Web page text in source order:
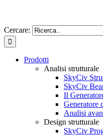
Cercare:
Prodotti
Analisi strutturale
SkyCiv
SkyCiv
Il
Generatore
Analisi
Design strutturale
SkyCiv